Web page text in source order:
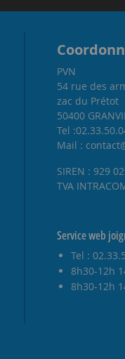
PVN
54 rue des
zac du Prétot
50400
Tel
Mail :
SIREN : 929
TVA
Service web
Tel :
8h30-12h
8h30-12h